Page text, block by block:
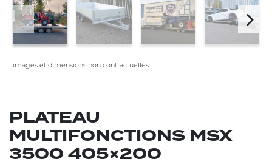
images et dimensions non contractuelles
PLATEAU
MULTIFONCTIONS MSX
3500 405×200